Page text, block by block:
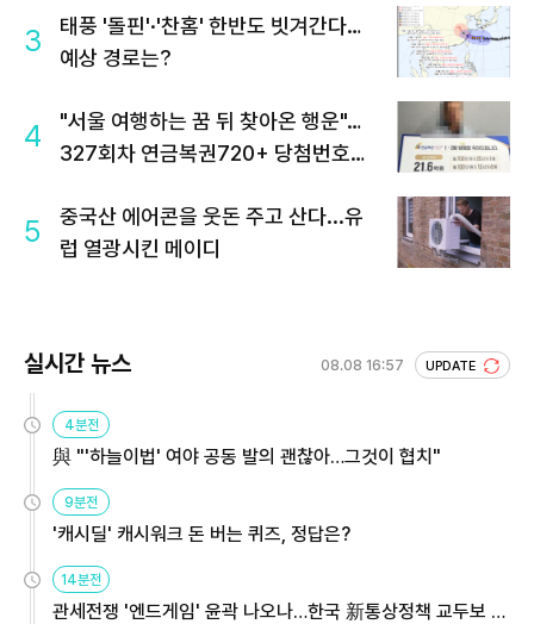
3
태풍 '돌핀'·'찬홈' 한반도 빗겨간다…
예상 경로는?
4
"서울 여행하는 꿈 뒤 찾아온 행운"…
327회차 연금복권720+ 당첨번호조
5
중국산 에어콘을 웃돈 주고 산다...유
럽 열광시킨 메이디
실시간 뉴스 08.08 16:57 UPDATE
4분전
與 "'하늘이법' 여야 공동 발의 괜찮아…그것이 협치"
9분전
'캐시딜' 캐시워크 돈 버는 퀴즈, 정답은?
14분전
관세전쟁 '엔드게임' 윤곽 나오나…한국 新통상정책 교두보 활